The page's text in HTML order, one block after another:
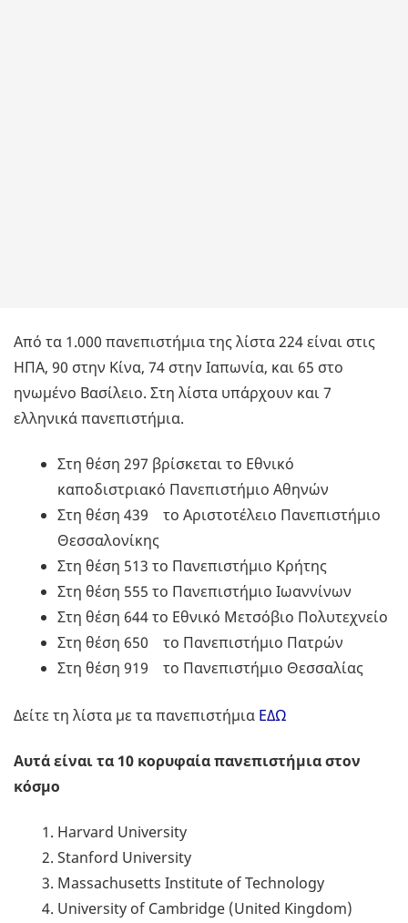
Από τα 1.000 πανεπιστήμια της λίστα 224 είναι στις
ΗΠΑ, 90 στην Κίνα, 74 στην Ιαπωνία, και 65 στο
ηνωμένο Βασίλειο. Στη λίστα υπάρχουν και 7
ελληνικά πανεπιστήμια.
Στη θέση 297 βρίσκεται το Εθνικό
καποδιστριακό Πανεπιστήμιο Αθηνών
Στη θέση 439 το Αριστοτέλειο Πανεπιστήμιο
Θεσσαλονίκης
Στη θέση 513 το Πανεπιστήμιο Κρήτης
Στη θέση 555 το Πανεπιστήμιο Ιωαννίνων
Στη θέση 644 το Εθνικό Μετσόβιο Πολυτεχνείο
Στη θέση 650 το Πανεπιστήμιο Πατρών
Στη θέση 919 το Πανεπιστήμιο Θεσσαλίας
Δείτε τη λίστα με τα πανεπιστήμια ΕΔΩ
Αυτά είναι τα 10 κορυφαία πανεπιστήμια στον
κόσμο
Harvard University
Stanford University
Massachusetts Institute of Technology
University of Cambridge (United Kingdom)